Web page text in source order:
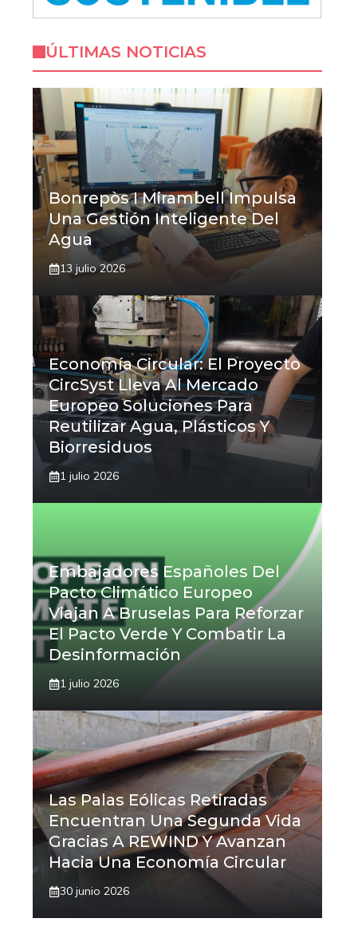
ÚLTIMAS NOTICIAS
Bonrepòs I Mirambell Impulsa
Una Gestión Inteligente Del
Agua
13 julio 2026
Economía Circular: El Proyecto
CircSyst Lleva Al Mercado
Europeo Soluciones Para
Reutilizar Agua, Plásticos Y
Biorresiduos
1 julio 2026
Embajadores Españoles Del
Pacto Climático Europeo
Viajan A Bruselas Para Reforzar
El Pacto Verde Y Combatir La
Desinformación
1 julio 2026
Las Palas Eólicas Retiradas
Encuentran Una Segunda Vida
Gracias A REWIND Y Avanzan
Hacia Una Economía Circular
30 junio 2026